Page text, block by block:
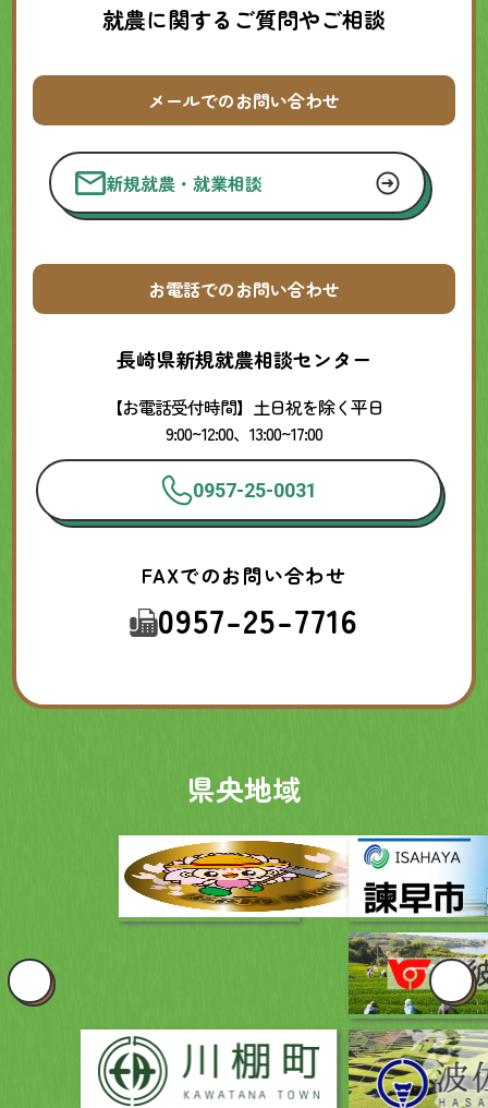
就農に関するご質問やご相談
メールでのお問い合わせ
新規就農・就業相談
お電話でのお問い合わせ
長崎県新規就農相談センター
【お電話受付時間】土日祝を除く平日
9:00~12:00、13:00~17:00
0957-25-0031
FAXでのお問い合わせ
0957-25-7716
県央地域